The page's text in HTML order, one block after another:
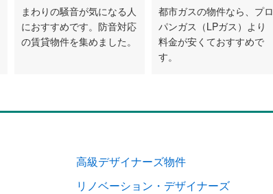
まわりの騒音が気になる人
におすすめです。防音対応
の賃貸物件を集めました。
都市ガスの物件なら、プロ
パンガス（LPガス）より
料金が安くておすすめで
す。
高級デザイナーズ物件
リノベーション・デザイナーズ